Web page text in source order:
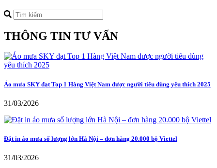
THÔNG TIN TƯ VẤN
Áo mưa SKY đạt Top 1 Hàng Việt Nam được người tiêu dùng yêu thích 2025
31/03/2026
Đặt in áo mưa số lượng lớn Hà Nội – đơn hàng 20.000 bộ Viettel
31/03/2026